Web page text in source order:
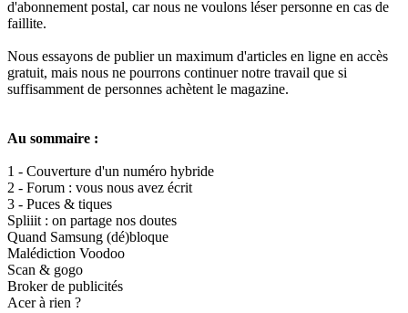
d'abonnement postal, car nous ne voulons léser personne en cas de
faillite.
Nous essayons de publier un maximum d'articles en ligne en accès
gratuit, mais nous ne pourrons continuer notre travail que si
suffisamment de personnes achètent le magazine.
Au sommaire :
1 - Couverture d'un numéro hybride
2 - Forum : vous nous avez écrit
3 - Puces & tiques
Spliiit : on partage nos doutes
Quand Samsung (dé)bloque
Malédiction Voodoo
Scan & gogo
Broker de publicités
Acer à rien ?